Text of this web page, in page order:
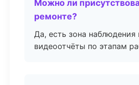
Можно ли
ремонте?
Да, есть зона
видеоотчёты по этапам